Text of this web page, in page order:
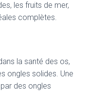
les fruits de mer,
complètes.
la santé des os,
ongles solides. Une
des ongles